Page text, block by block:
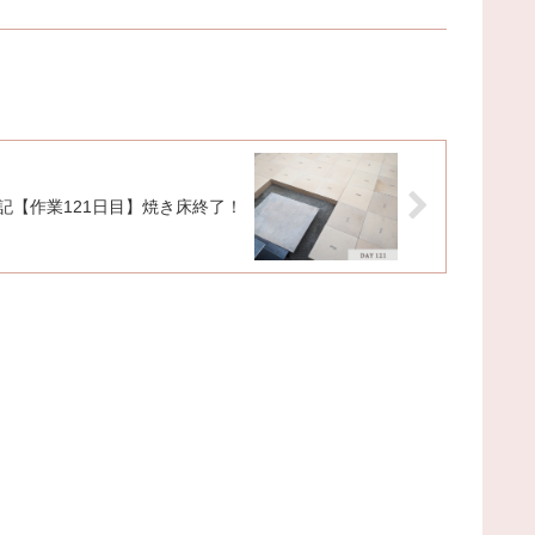
【作業121日目】焼き床終了！